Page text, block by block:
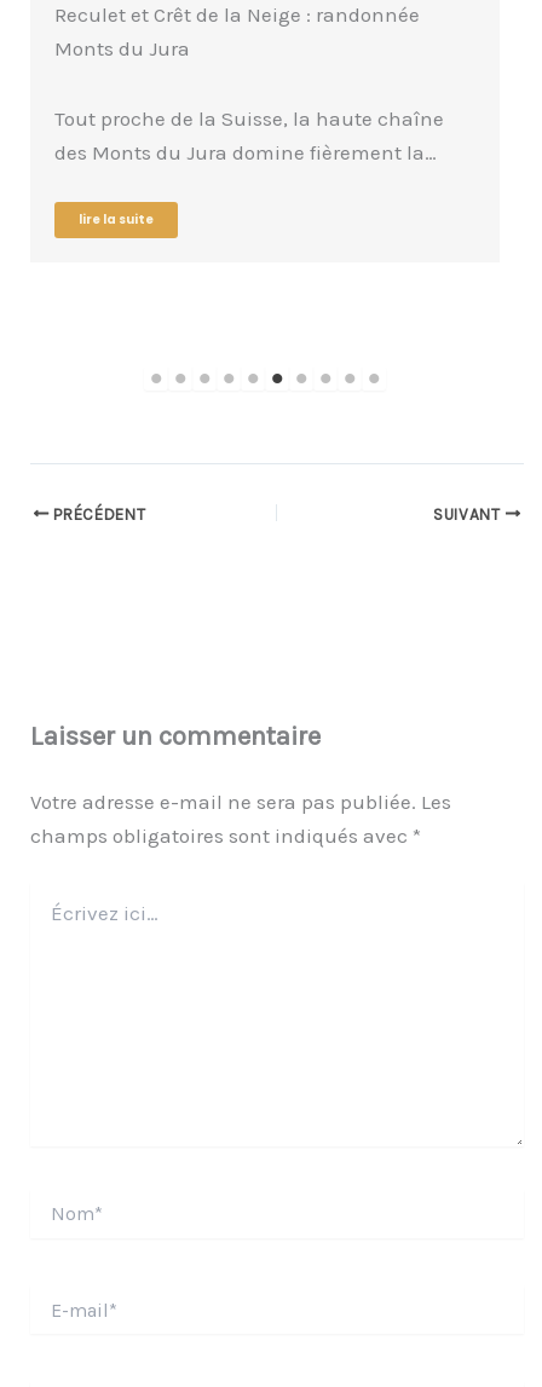
Gorges de la Balme, une belle randonnée
dans l’Ain
Cette randonnée dans les gorges de la
Balme, appelé aussi défilé de Pierre-Châtel,
PRÉCÉDENT SUIVANT
Laisser un commentaire
Votre adresse e-mail ne sera pas publiée. Les
champs obligatoires sont indiqués avec *
ici…
mail*